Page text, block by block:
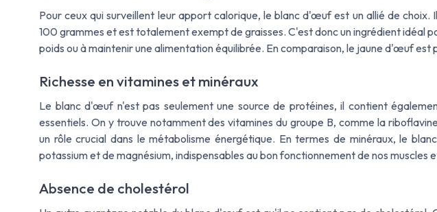
Pour ceux qui surveillent leur apport calorique, le blanc d'œuf est un allié de choix.
100 grammes et est totalement exempt de graisses. C'est donc un ingrédient idéal
poids ou à maintenir une alimentation équilibrée. En comparaison, le jaune d'œuf est
Richesse en vitamines et minéraux
Le blanc d'œuf n'est pas seulement une source de protéines, il contient
essentiels. On y trouve notamment des vitamines du groupe B, comme la
un rôle crucial dans le métabolisme énergétique. En termes de minéraux, le
potassium et de magnésium, indispensables au bon fonctionnement de nos muscles
Absence de cholestérol